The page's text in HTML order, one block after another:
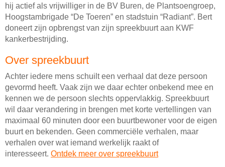
hij actief als vrijwilliger in de BV Buren, de Plantsoengroep,
Hoogstambrigade “De Toeren” en stadstuin “Radiant”. Bert
doneert zijn opbrengst van zijn spreekbuurt aan KWF
kankerbestrijding.
Over spreekbuurt
Achter iedere mens schuilt een verhaal dat deze persoon
gevormd heeft. Vaak zijn we daar echter onbekend mee en
kennen we de persoon slechts oppervlakkig. Spreekbuurt
wil daar verandering in brengen met korte vertellingen van
maximaal 60 minuten door een buurtbewoner voor de eigen
buurt en bekenden. Geen commerciële verhalen, maar
verhalen over wat iemand werkelijk raakt of
interesseert. Ontdek meer over spreekbuurt